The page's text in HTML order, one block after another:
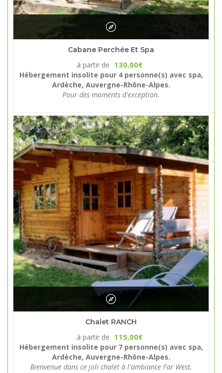
Cabane Perchée Et Spa
à partir de 130,00€
Hébergement insolite pour 4 personne(s) avec spa,
Ardèche, Auvergne-Rhône-Alpes.
Pour des moments d'exception.
Chalet RANCH
à partir de 115,00€
Hébergement insolite pour 7 personne(s) avec spa,
Ardèche, Auvergne-Rhône-Alpes.
Bienvenue dans ce joli chalet à l'ambiance Far West.